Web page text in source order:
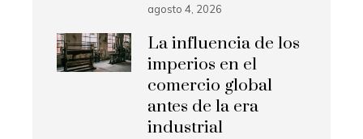
agosto 4, 2026
La influencia de los
imperios en el
comercio global
antes de la era
industrial